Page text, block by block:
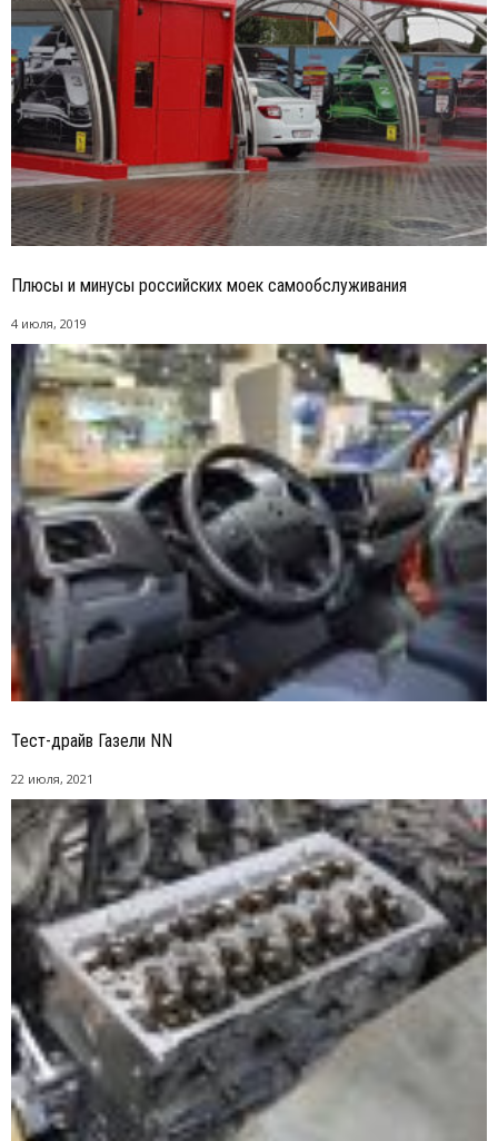
Плюсы и минусы российских моек самообслуживания
4 июля, 2019
Тест-драйв Газели NN
22 июля, 2021